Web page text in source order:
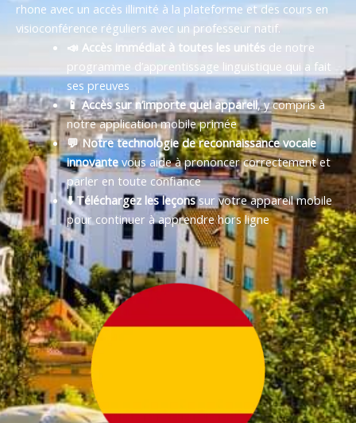
rhone avec un accès illimité à la plateforme et des cours en
visioconférence réguliers avec un professeur natif.
📣 Accès immédiat à toutes les unitésde notre
programme d’apprentissage linguistique qui a fait
ses preuves
📱 Accès sur n’importe quel appareil, y compris à
notre application mobile primée
💬 Notre technologie de reconnaissance vocale
innovantevous aide à prononcer correctement et
parler en toute confiance
⬇️ Téléchargez les leçonssur votre appareil mobile
pour continuer à apprendre hors ligne